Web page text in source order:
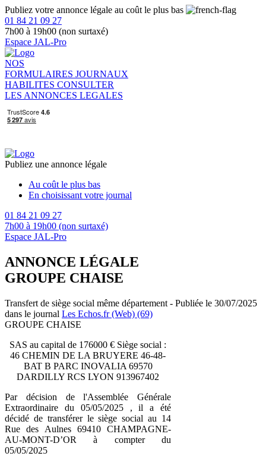
Publiez votre annonce légale au coût le plus bas
01 84 21 09 27
7h00 à 19h00 (non surtaxé)
Espace JAL-Pro
NOS
FORMULAIRES JOURNAUX
HABILITES CONSULTER
LES ANNONCES LEGALES
Publiez une annonce légale
Au coût le plus bas
En choisissant votre journal
01 84 21 09 27
7h00 à 19h00 (non surtaxé)
Espace JAL-Pro
ANNONCE LÉGALE
GROUPE CHAISE
Transfert de siège social même département - Publiée le 30/07/2025
dans le journal Les Echos.fr (Web) (69)
GROUPE CHAISE
SAS au capital de 176000 € Siège social :
46 CHEMIN DE LA BRUYERE 46-48-
BAT B PARC INOVALIA 69570
DARDILLY RCS LYON 913967402
Par décision de l'Assemblée Générale
Extraordinaire du 05/05/2025 , il a été
décidé de transférer le siège social au 14
Rue des Aulnes 69410 CHAMPAGNE-
AU-MONT-D’OR à compter du
05/05/2025